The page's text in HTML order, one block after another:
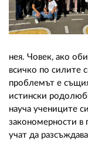
нея. Човек, ако
всичко по силите
проблемът е
истински
науча учениците
закономерности в
учат да